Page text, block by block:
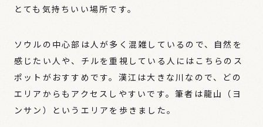
とても気持ちいい場所です。
ソウルの中心部は人が多く混雑しているので、自然を
感じたい人や、チルを重視している人にはこちらのス
ポットがおすすめです。漢江は大きな川なので、どの
エリアからもアクセスしやすいです。筆者は龍山（ヨ
ンサン）というエリアを歩きました。